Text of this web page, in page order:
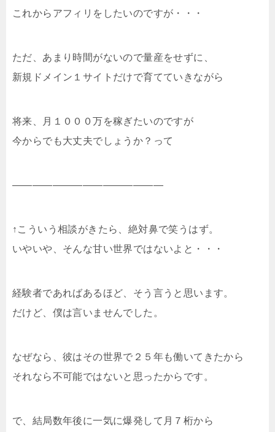
これからアフィリをしたいのですが・・・
ただ、あまり時間がないので量産をせずに、
新規ドメイン１サイトだけで育てていきながら
将来、月１０００万を稼ぎたいのですが
今からでも大丈夫でしょうか？って
———————————————
↑こういう相談がきたら、絶対鼻で笑うはず。
いやいや、そんな甘い世界ではないよと・・・
経験者であればあるほど、そう言うと思います。
だけど、僕は言いませんでした。
なぜなら、彼はその世界で２５年も働いてきたから
それなら不可能ではないと思ったからです。
で、結局数年後に一気に爆発して月７桁から